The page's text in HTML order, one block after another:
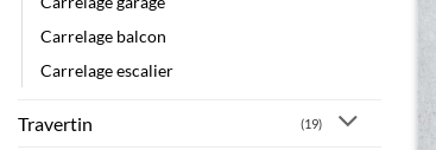
Carrelage balcon
Carrelage escalier
Travertin (19)